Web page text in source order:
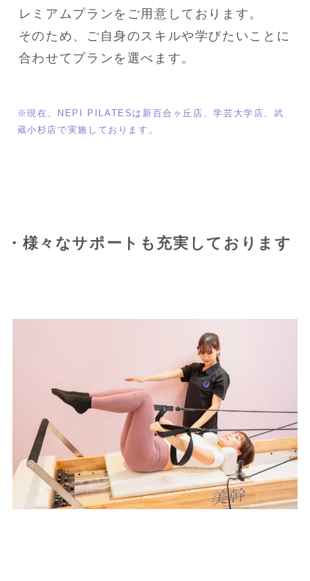
レミアムプランをご用意しております。
そのため、ご自身のスキルや学びたいことに
合わせてプランを選べます。
※現在、NEPI PILATESは新百合ヶ丘店、学芸大学店、武
蔵小杉店で実施しております。
・様々なサポートも充実しております